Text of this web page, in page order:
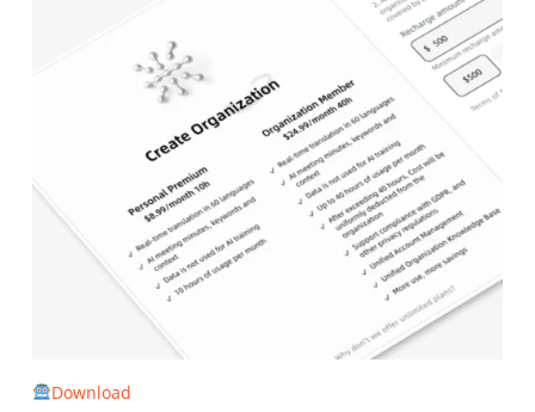
Download